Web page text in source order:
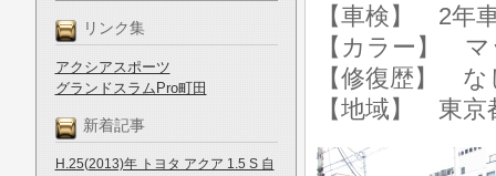
リンク集
アクシアスポーツ
グランドスラムPro町田
新着記事
H.25(2013)年 トヨタ アクア 1.5 S 自
【車検】 2年
【カラー】
【修復歴】 な
【地域】 東京